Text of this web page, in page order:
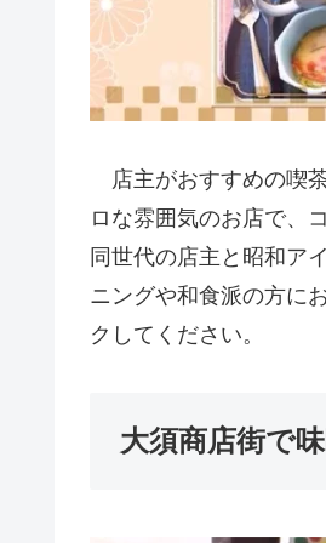
店主がおすすめの喫
ロな雰囲気のお店で、
同世代の店主と昭和ア
ニングや和食派の方に
クしてください。
大須商店街で